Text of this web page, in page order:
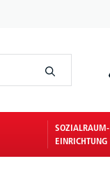
SOZIALRAUM-
EINRICHTUNG